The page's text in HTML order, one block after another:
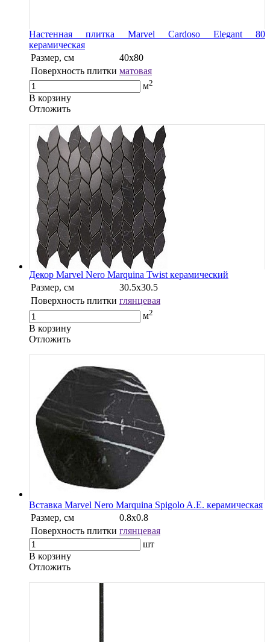
Настенная плитка Marvel Cardoso Elegant 80
керамическая
Размер, см
40х80
Поверхность плитки матовая
м2
В корзину
Oтложить
Декор Marvel Nero Marquina Twist керамический
Размер, см
30.5х30.5
Поверхность плитки глянцевая
м2
В корзину
Oтложить
Вставка Marvel Nero Marquina Spigolo A.E. керамическая
Размер, см
0.8х0.8
Поверхность плитки глянцевая
шт
В корзину
Oтложить